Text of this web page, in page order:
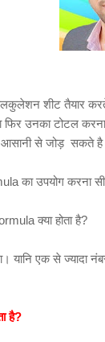
शीट तैयार करते
उनका टोटल करना
से जोड़ सकते
का उपयोग करना
क्या होता है?
यानि एक से ज्यादा
है?